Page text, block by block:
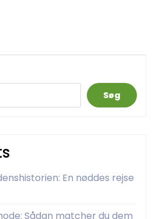
Søg
En nøddes rejse
Sådan matcher du dem